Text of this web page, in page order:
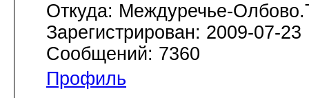
Откуда: Междуречье-
Зарегистрирован: 2009-07-23
Сообщений: 7360
Профиль